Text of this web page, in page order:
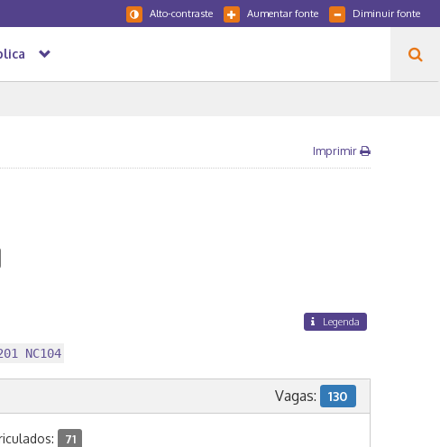
Diminuir fonte
Aumentar fonte
Alto-contraste
Imprimir
Legenda
NC104
Vagas: 130
71